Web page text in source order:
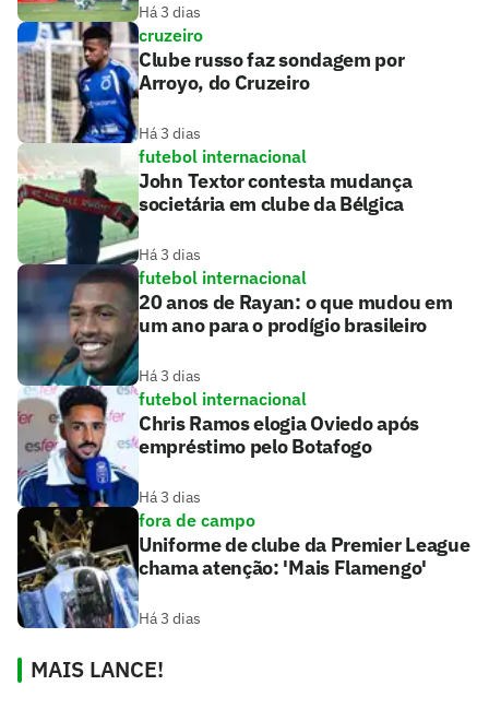
Há 3 dias
cruzeiro
Clube russo faz sondagem por
Arroyo, do Cruzeiro
Há 3 dias
futebol internacional
John Textor contesta mudança
societária em clube da Bélgica
Há 3 dias
futebol internacional
20 anos de Rayan: o que mudou em
um ano para o prodígio brasileiro
Há 3 dias
futebol internacional
Chris Ramos elogia Oviedo após
empréstimo pelo Botafogo
Há 3 dias
fora de campo
Uniforme de clube da Premier League
chama atenção: 'Mais Flamengo'
Há 3 dias
MAIS LANCE!